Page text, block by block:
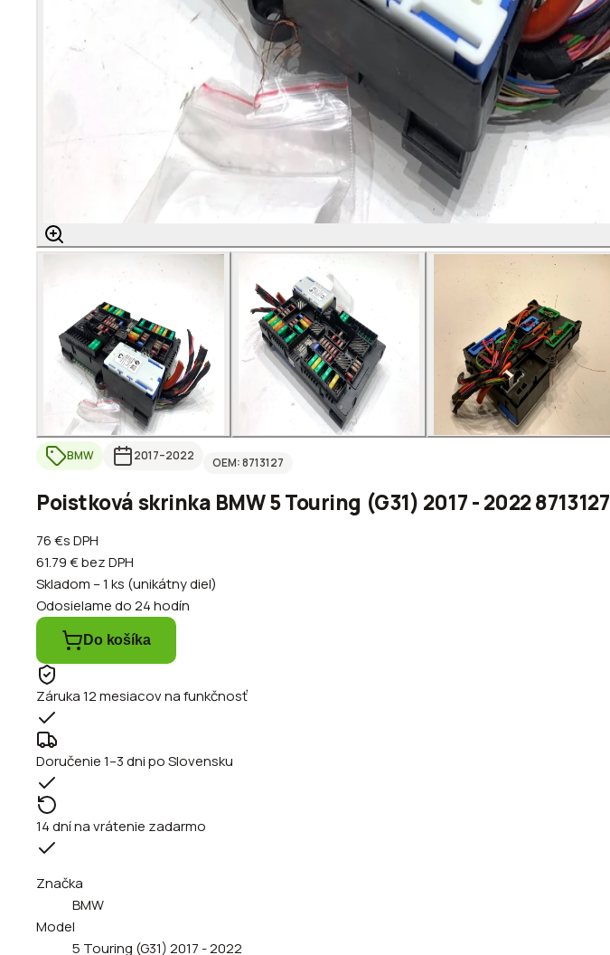
BMW 2017–2022 OEM:8713127
Poistková skrinka BMW 5 Touring (G31) 2017 - 2022 8713127
76 €s DPH
61.79 €bez DPH
Skladom – 1 ks (unikátny diel)
Odosielame do 24 hodín
Do košíka
Záruka 12 mesiacov na funkčnosť
Doručenie 1–3 dni po Slovensku
14 dní na vrátenie zadarmo
Značka
BMW
Model
5 Touring (G31) 2017 - 2022